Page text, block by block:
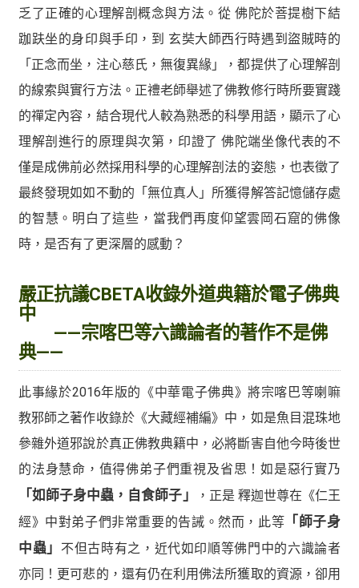
乏了正確的心理解剖概念與方法。從 佛陀於菩提樹下結
跏趺坐的身印與手印，到 玄奘大師西行時遇到盜賊時的
「正念而坐，注心慈氏，無復異緣」，都提供了心理解剖
的線索與實行方法。正禮老師舉述了佛教修行時所要實踐
的禪定內容，結合現代人較為熟悉的科學用語，顯示了心
理解剖進行的原理與次第，印證了 佛陀端坐像代表的不
僅是成佛前必然採用科學的心理解剖法的姿態，也表徵了
最終發現如如不動的「無位真人」所獲得解答記憶儲存處
的智慧。明白了這些，當我們再度仰望雲岡石窟的佛像
時，是否有了更深層的感動？
嚴正抗議CBETA收錄外道典籍於電子佛典
中
——宗喀巴等六識論者的著作不是佛
典——
此事緣於2016年版的《中華電子佛典》將宗喀巴等喇嘛
教邪師之著作收錄於《大藏經補編》中，如是魚目混珠地
參雜外道邪說於真正佛教典籍中，必將斷害自他今時後世
的法身慧命，值得佛弟子們重視及省思！如是惡行實乃
「如師子身中蟲，自食師子」
，正是 釋迦世尊在《仁王
經》中對弟子們非常重要的告誡。然而，此等 「師子身
中蟲」 不但古時有之，近代如印順等佛門中的六識論者
亦同！更可悲的，還有仍在利用佛法所獲取的資源，卻用